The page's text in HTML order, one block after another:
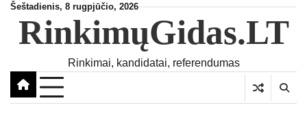
Skip
content
Šeštadienis, 8 rugpjūčio, 2026
RinkimųGidas.LT
Rinkimai, kandidatai, referendumas